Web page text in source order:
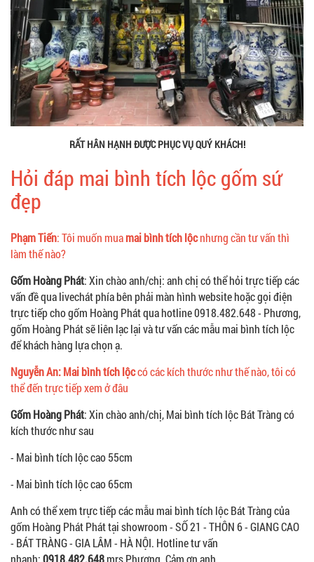
RẤT HÂN HẠNH ĐƯỢC PHỤC VỤ QUÝ KHÁCH!
Hỏi đáp mai bình tích lộc gốm sứ
đẹp
Phạm Tiến: Tôi muốn muamai bình tích lộcnhưng cần tư vấn thì
làm thế nào?
Gốm Hoàng Phát: Xin chào anh/chị: anh chị có thể hỏi trực tiếp các
vấn đề qua livechát phía bên phải màn hình website hoặc gọi điện
trực tiếp cho gốm Hoàng Phát qua hotline 0918.482.648 - Phương,
gốm Hoàng Phát sẽ liên lạc lại và tư vấn các mẫu mai bình tích lộc
để khách hàng lựa chọn ạ.
Nguyễn An: Mai bình tích lộccó các kích thước như thế nào, tôi có
thể đến trực tiếp xem ở đâu
Gốm Hoàng Phát: Xin chào anh/chị, Mai bình tích lộc Bát Tràng có
kích thước như sau
- Mai bình tích lộc cao 55cm
- Mai bình tích lộc cao 65cm
Anh có thể xem trực tiếp các mẫu mai bình tích lộc Bát Tràng của
gốm Hoàng Phát Phát tại showroom - SỐ 21 - THÔN 6 - GIANG CAO
- BÁT TRÀNG - GIA LÂM - HÀ NỘI. Hotline tư vấn
nhanh:0918.482.648mrs Phương. Cảm ơn anh